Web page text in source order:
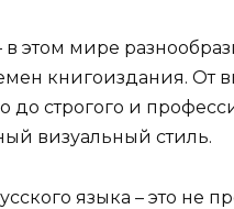
в этом мире
книгоиздания. От
до строгого и
визуальный стиль.
языка – это не